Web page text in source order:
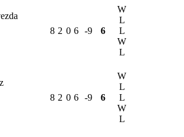
8 2 0 6 -9 6
W
L
L
W
L
8 2 0 6 -9 6
W
L
L
W
L